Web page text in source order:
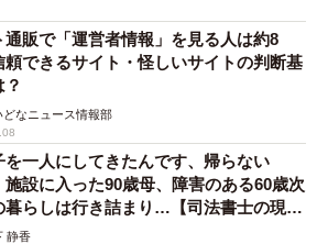
抜かれた岡山県酒造組合連合会の手ぬぐい
通販で「運営者情報」を見る人は約8
できるサイト・怪しいサイトの判断基
どなニュース情報部
を一人にしてきたんです、帰らない
設に入った90歳母、障害のある60歳次
暮らしは行き詰まり…【司法書士の現場
静香